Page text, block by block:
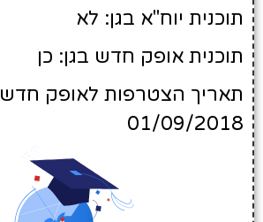
תוכנית יוח"א בגן: לא
תוכנית אופק חדש בגן: כן
תאריך הצטרפות לאופק חדש:
01/09/2018